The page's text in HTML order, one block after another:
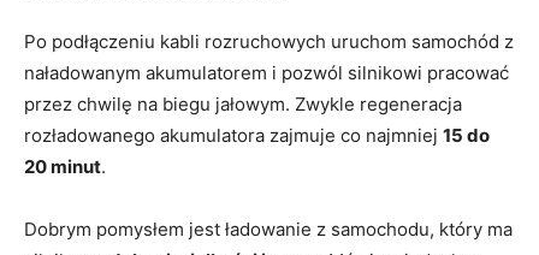
Po podłączeniu kabli rozruchowych uruchom samochód z
naładowanym akumulatorem i pozwól silnikowi pracować
przez chwilę na biegu jałowym. Zwykle regeneracja
rozładowanego akumulatora zajmuje co najmniej 15 do
20 minut.
Dobrym pomysłem jest ładowanie z samochodu, który ma